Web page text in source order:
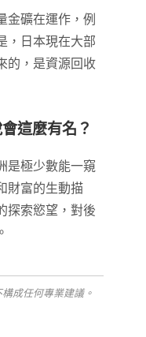
金礦在運作，例
，日本現在大部
的，是資源回收
這麼有名？
是極少數能一窺
財富的生動描
探索慾望，對後
成任何專業建議。